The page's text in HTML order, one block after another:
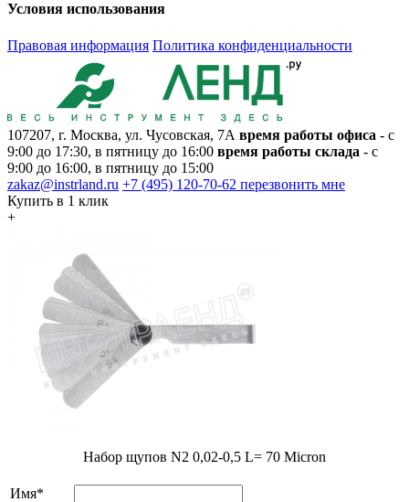
Условия использования
Правовая информация Политика конфиденциальности
107207, г. Москва, ул. Чусовская, 7А время работы офиса - с
9:00 до 17:30, в пятницу до 16:00 время работы склада - с
9:00 до 16:00, в пятницу до 15:00
zakaz@instrland.ru +7 (495) 120-70-62 перезвонить мне
Купить в 1 клик
+
Набор щупов N2 0,02-0,5 L= 70 Micron
Имя*